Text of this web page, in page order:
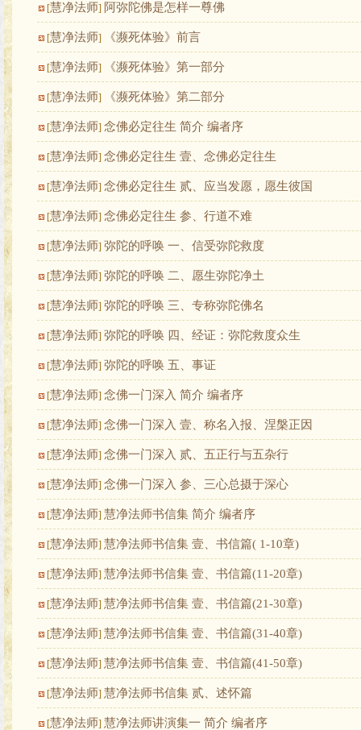
[慧净法师] 阿弥陀佛是怎样一尊佛
[慧净法师] 《濒死体验》前言
[慧净法师] 《濒死体验》第一部分
[慧净法师] 《濒死体验》第二部分
[慧净法师] 念佛必定往生 简介 编者序
[慧净法师] 念佛必定往生 壹、念佛必定往生
[慧净法师] 念佛必定往生 贰、应当发愿，愿生彼国
[慧净法师] 念佛必定往生 参、行道不难
[慧净法师] 弥陀的呼唤 一、信受弥陀救度
[慧净法师] 弥陀的呼唤 二、愿生弥陀净土
[慧净法师] 弥陀的呼唤 三、专称弥陀佛名
[慧净法师] 弥陀的呼唤 四、经证：弥陀救度众生
[慧净法师] 弥陀的呼唤 五、事证
[慧净法师] 念佛一门深入 简介 编者序
[慧净法师] 念佛一门深入 壹、称名入报、涅槃正因
[慧净法师] 念佛一门深入 贰、五正行与五杂行
[慧净法师] 念佛一门深入 参、三心总摄于深心
[慧净法师] 慧净法师书信集 简介 编者序
[慧净法师] 慧净法师书信集 壹、书信篇( 1-10章)
[慧净法师] 慧净法师书信集 壹、书信篇(11-20章)
[慧净法师] 慧净法师书信集 壹、书信篇(21-30章)
[慧净法师] 慧净法师书信集 壹、书信篇(31-40章)
[慧净法师] 慧净法师书信集 壹、书信篇(41-50章)
[慧净法师] 慧净法师书信集 贰、述怀篇
[慧净法师] 慧净法师讲演集一 简介 编者序